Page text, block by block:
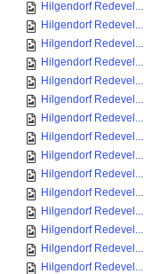
Hilgendorf Redevel...
Hilgendorf Redevel...
Hilgendorf Redevel...
Hilgendorf Redevel...
Hilgendorf Redevel...
Hilgendorf Redevel...
Hilgendorf Redevel...
Hilgendorf Redevel...
Hilgendorf Redevel...
Hilgendorf Redevel...
Hilgendorf Redevel...
Hilgendorf Redevel...
Hilgendorf Redevel...
Hilgendorf Redevel...
Hilgendorf Redevel...